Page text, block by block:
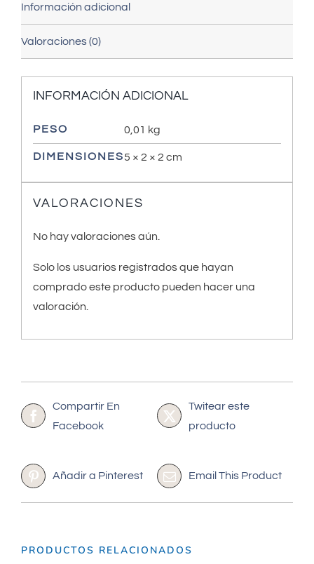
Información adicional
Valoraciones (0)
INFORMACIÓN ADICIONAL
PESO 0,01 kg
DIMENSIONES5 × 2 × 2 cm
VALORACIONES
No hay valoraciones aún.
Solo los usuarios registrados que hayan
comprado este producto pueden hacer una
valoración.
Compartir En
Facebook
Twitear este
producto
Añadir a Pinterest Email This Product
PRODUCTOS RELACIONADOS